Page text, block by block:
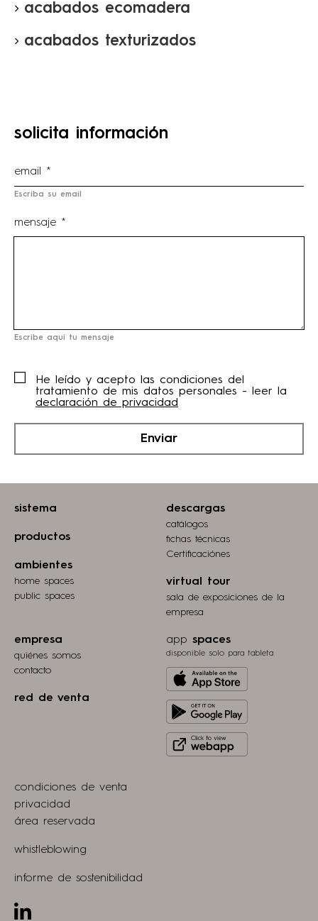
acabados ecomadera
acabados texturizados
solicita información
Escriba su email
mensaje *
Escribe aquí tu mensaje
He leído y acepto las condiciones del
tratamiento de mis datos personales - leer la
declaración de privacidad
Enviar
sistema
productos
ambientes
home spaces
public spaces
descargas
catálogos
fichas técnicas
Certificaciónes
virtual tour
sala de exposiciones de la
empresa
empresa
quiénes somos
contacto
red de venta
app spaces
disponible solo para tableta
from
store
it
Play
to
condiciones de venta
privacidad
área reservada
whistleblowing
informe de sostenibilidad
Linkedin